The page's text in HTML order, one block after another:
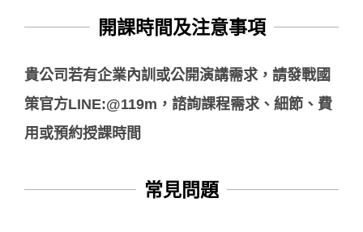
開課時間及注意事項
貴公司若有企業內訓或公開演講需求，請發戰國
策官方LINE:@119m，諮詢課程需求、細節、費
用或預約授課時間
常見問題